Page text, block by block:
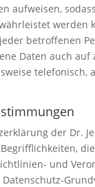
aufweisen,
werden
betroffenen
Daten auch auf
telefonisch,
der Dr.
und